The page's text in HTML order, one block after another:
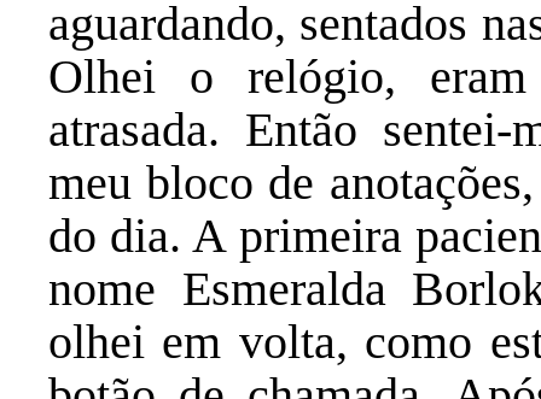
aguardando, sentados
Olhei o relógio,
atrasada. Então
meu bloco de
do dia. A primeira
nome Esmeralda
olhei em volta, como